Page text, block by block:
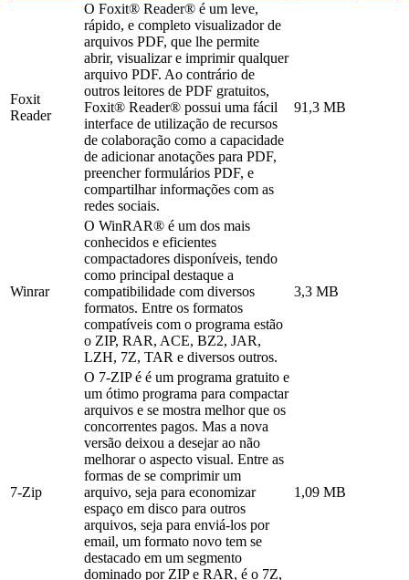
Foxit
Reader
O Foxit® Reader® é um leve,
rápido, e completo visualizador de
arquivos PDF, que lhe permite
abrir, visualizar e imprimir qualquer
arquivo PDF. Ao contrário de
outros leitores de PDF gratuitos,
Foxit® Reader® possui uma fácil
interface de utilização de recursos
de colaboração como a capacidade
de adicionar anotações para PDF,
preencher formulários PDF, e
compartilhar informações com as
redes sociais.
91,3 MB
Winrar
O WinRAR® é um dos mais
conhecidos e eficientes
compactadores disponíveis, tendo
como principal destaque a
compatibilidade com diversos
formatos. Entre os formatos
compatíveis com o programa estão
o ZIP, RAR, ACE, BZ2, JAR,
LZH, 7Z, TAR e diversos outros.
3,3 MB
7-Zip
O 7-ZIP é é um programa gratuito e
um ótimo programa para compactar
arquivos e se mostra melhor que os
concorrentes pagos. Mas a nova
versão deixou a desejar ao não
melhorar o aspecto visual. Entre as
formas de se comprimir um
arquivo, seja para economizar
espaço em disco para outros
arquivos, seja para enviá-los por
email, um formato novo tem se
destacado em um segmento
dominado por ZIP e RAR, é o 7Z,
1,09 MB